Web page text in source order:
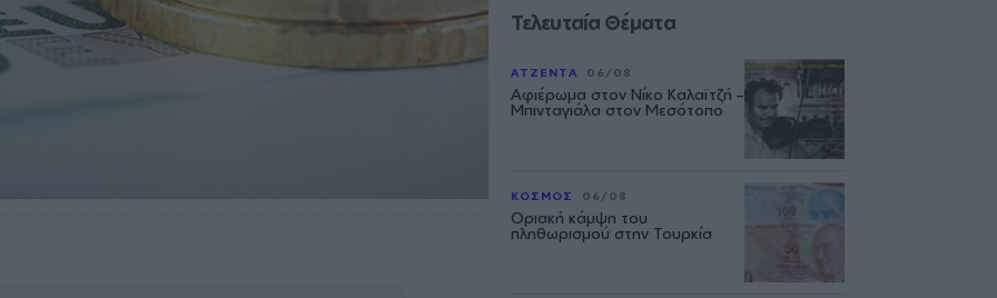
Τελευταία Θέματα
ΑΤΖΕΝΤΑ 06/08
Αφιέρωμα στον Νίκο Καλαϊτζή –
Μπινταγιάλα στον Μεσότοπο
ΚΟΣΜΟΣ 06/08
Οριακή κάμψη του
πληθωρισμού στην Τουρκία